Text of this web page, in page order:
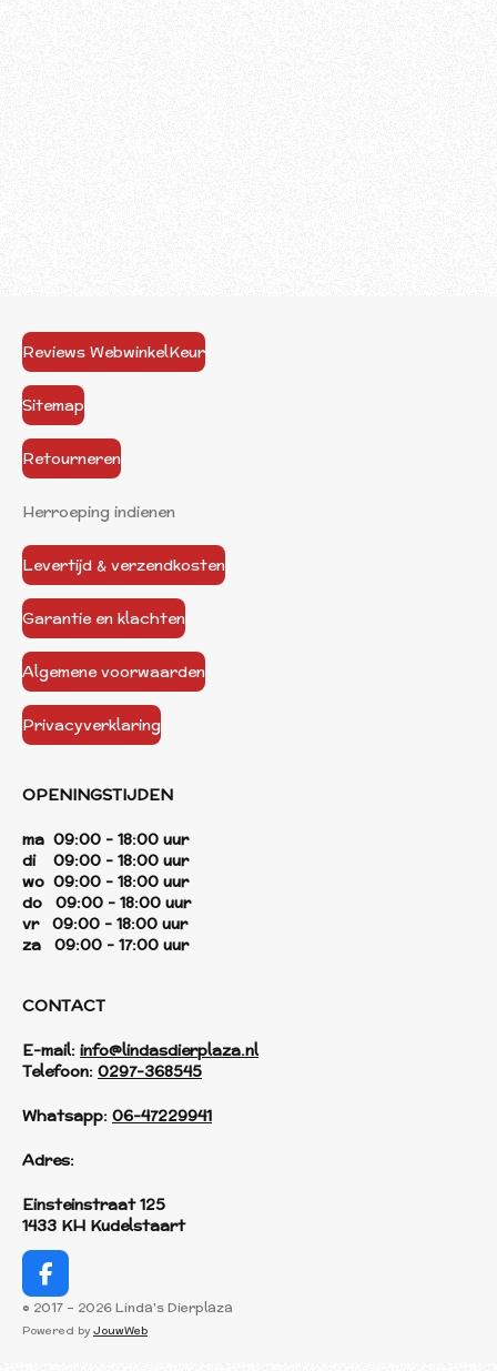
Reviews WebwinkelKeur
Sitemap
Retourneren
Herroeping indienen
Levertijd & verzendkosten
Garantie en klachten
Algemene voorwaarden
Privacyverklaring
OPENINGSTIJDEN
ma 09:00 - 18:00 uur
di 09:00 - 18:00 uur
wo 09:00 - 18:00 uur
do 09:00 - 18:00 uur
vr 09:00 - 18:00 uur
za 09:00 - 17:00 uur
CONTACT
E-mail: info@lindasdierplaza.nl
Telefoon: 0297-368545
Whatsapp: 06-47229941
Adres:
Einsteinstraat 125
1433 KH Kudelstaart
F
a
e
© 2017 - 2026 Linda's Dierplaza
Powered by JouwWeb